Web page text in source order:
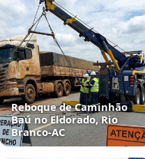
Reboque de Caminhão
Baú no Eldorado, Rio
Branco‑AC